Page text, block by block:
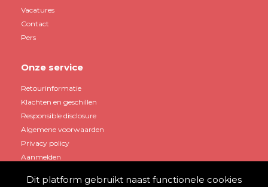
Vacatures
Contact
Pers
Onze service
Retourinformatie
Klachten en geschillen
Responsible disclosure
Algemene voorwaarden
Privacy policy
Aanmelden
Dit platform gebruikt naast functionele cookies